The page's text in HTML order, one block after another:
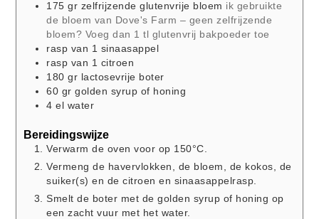
175 gr zelfrijzende glutenvrije bloem ik gebruikte
de bloem van Dove's Farm – geen zelfrijzende
bloem? Voeg dan 1 tl glutenvrij bakpoeder toe
rasp van 1 sinaasappel
rasp van 1 citroen
180 gr lactosevrije boter
60 gr golden syrup of honing
4 el water
Bereidingswijze
Verwarm de oven voor op 150°C.
Vermeng de havervlokken, de bloem, de kokos, de
suiker(s) en de citroen en sinaasappelrasp.
Smelt de boter met de golden syrup of honing op
een zacht vuur met het water.